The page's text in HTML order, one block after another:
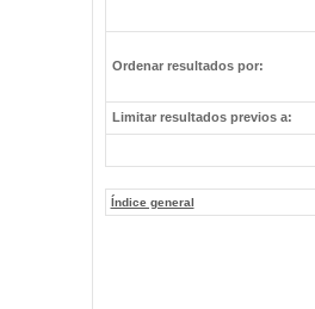
Ordenar resultados por:
Limitar resultados previos a:
Índice general